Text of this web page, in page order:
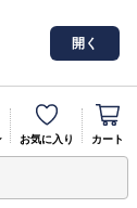
開く
お気に入り カート